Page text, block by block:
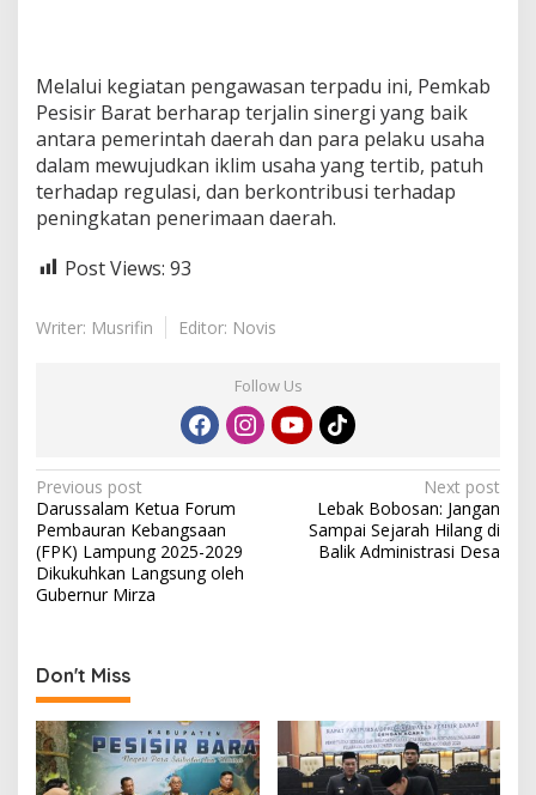
Melalui kegiatan pengawasan terpadu ini, Pemkab
Pesisir Barat berharap terjalin sinergi yang baik
antara pemerintah daerah dan para pelaku usaha
dalam mewujudkan iklim usaha yang tertib, patuh
terhadap regulasi, dan berkontribusi terhadap
peningkatan penerimaan daerah.
Post Views: 93
Writer: Musrifin Editor: Novis
Follow Us
P
o
s
t
a
v
i
g
Previous post
Darussalam Ketua Forum
Pembauran Kebangsaan
(FPK) Lampung 2025-2029
Dikukuhkan Langsung oleh
Gubernur Mirza
Next post
Lebak Bobosan: Jangan
Sampai Sejarah Hilang di
Balik Administrasi Desa
Don't Miss